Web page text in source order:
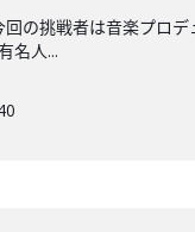
の挑戦者は音楽プロ
名人...